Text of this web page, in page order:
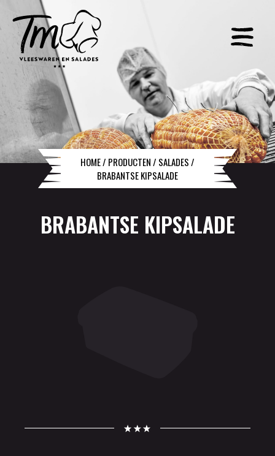
HOME/ PRODUCTEN/ SALADES/
BRABANTSE KIPSALADE
BRABANTSE KIPSALADE